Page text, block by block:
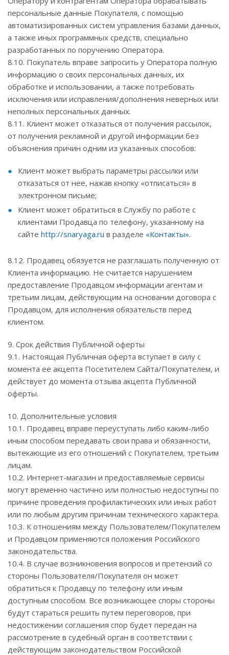
персональные данные Покупателя, с помощью
автоматизированных систем управления базами данных,
а также иных программных средств, специально
разработанных по поручению Оператора.
8.10. Покупатель вправе запросить у Оператора полную
информацию о своих персональных данных, их
обработке и использовании, а также потребовать
исключения или исправления/дополнения неверных или
неполных персональных данных.
8.11. Клиент может отказаться от получения рассылок,
от получения рекламной и другой информации без
объяснения причин одним из указанных способов:
Клиент может выбрать параметры рассылки или
отказаться от нее, нажав кнопку «отписаться» в
электронном письме;
Клиент может обратиться в Службу по работе с
клиентами Продавца по телефону, указанному на
сайте http://snaryaga.ru в разделе «Контакты».
8.12. Продавец обязуется не разглашать полученную от
Клиента информацию. Не считается нарушением
предоставление Продавцом информации агентам и
третьим лицам, действующим на основании договора с
Продавцом, для исполнения обязательств перед
клиентом.
9. Срок действия Публичной оферты
9.1. Настоящая Публичная оферта вступает в силу с
момента ее акцепта Посетителем Сайта/Покупателем, и
действует до момента отзыва акцепта Публичной
оферты.
10. Дополнительные условия
10.1. Продавец вправе переуступать либо каким-либо
иным способом передавать свои права и обязанности,
вытекающие из его отношений с Покупателем, третьим
лицам.
10.2. Интернет-магазин и предоставляемые сервисы
могут временно частично или полностью недоступны по
причине проведения профилактических или иных работ
или по любым другим причинам технического характера.
10.3. К отношениям между Пользователем/Покупателем
и Продавцом применяются положения Российского
законодательства.
10.4. В случае возникновения вопросов и претензий со
стороны Пользователя/Покупателя он может
обратиться к Продавцу по телефону или иным
доступным способом. Все возникающее споры стороны
будут стараться решить путем переговоров, при
недостижении соглашения спор будет передан на
рассмотрение в судебный орган в соответствии с
действующим законодательством Российской